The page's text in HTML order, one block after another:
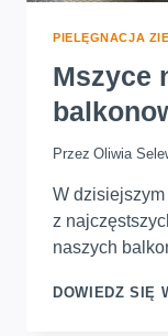
PIELĘGNACJA
Mszyce
Przez Oliwia
W
z
naszych
DOWIEDZ SIĘ